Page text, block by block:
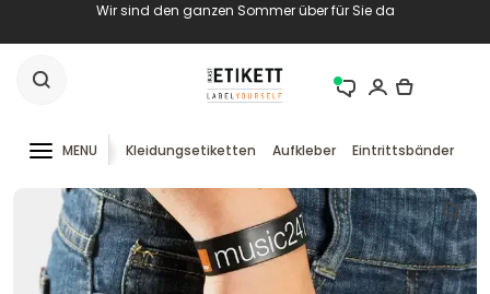
Wir sind den ganzen Sommer über für Sie da
MENU Kleidungsetiketten Aufkleber Eintrittsbänder